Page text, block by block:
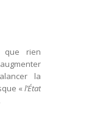
que rien
la
« l’État